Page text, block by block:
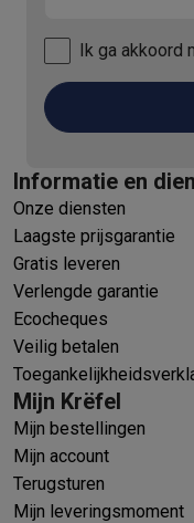
Ik ga akkoord
Informatie en
Onze diensten
Laagste prijsgarantie
Gratis leveren
Verlengde garantie
Ecocheques
Veilig betalen
Mijn Krëfel
Mijn bestellingen
Mijn account
Terugsturen
Mijn leveringsmoment